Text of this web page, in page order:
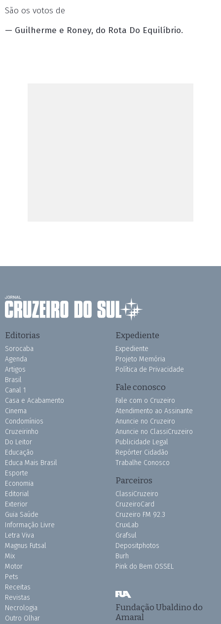
São os votos de
— Guilherme e Roney, do Rota Do Equilíbrio.
Editorias
Sorocaba
Agenda
Artigos
Brasil
Canal 1
Casa e Acabamento
Cinema
Condomínios
Cruzeirinho
Do Leitor
Educação
Educa Mais Brasil
Esporte
Economia
Editorial
Exterior
Guia Saúde
Informação Livre
Letra Viva
Magnus Futsal
Mix
Motor
Pets
Receitas
Revistas
Necrologia
Outro Olhar
Expediente
Expediente
Projeto Memória
Política de Privacidade
Fale conosco
Fale com o Cruzeiro
Atendimento ao Assinante
Anuncie no Cruzeiro
Anuncie no ClassiCruzeiro
Publicidade Legal
Repórter Cidadão
Trabalhe Conosco
Parceiros
ClassiCruzeiro
CruzeiroCard
Cruzeiro FM 92.3
CruxLab
Grafsul
Depositphotos
Burh
Pink do Bem OSSEL
Fundação Ubaldino do
Amaral